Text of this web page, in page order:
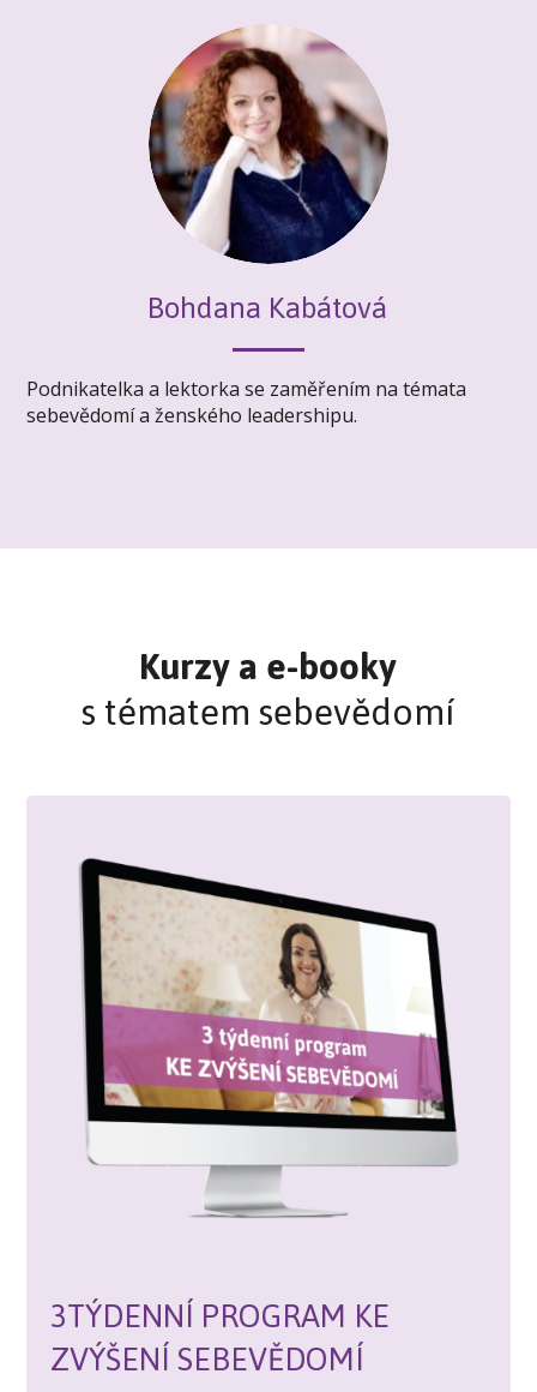
Bohdana Kabátová
Podnikatelka a lektorka se zaměřením na témata
sebevědomí a ženského leadershipu.
Kurzy a e-booky
s tématem sebevědomí
3TÝDENNÍ PROGRAM KE
ZVÝŠENÍ SEBEVĚDOMÍ